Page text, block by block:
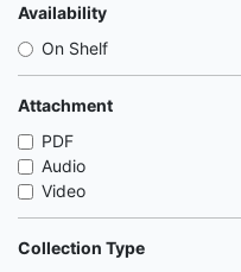
Availability
On Shelf
Attachment
PDF
Audio
Video
Collection Type